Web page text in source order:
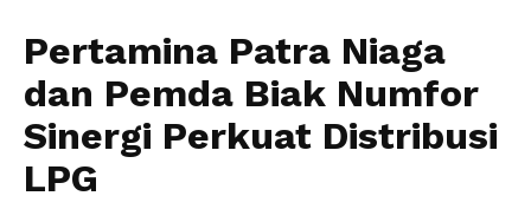
Pertamina Patra Niaga
dan Pemda Biak Numfor
Sinergi Perkuat Distribusi
LPG